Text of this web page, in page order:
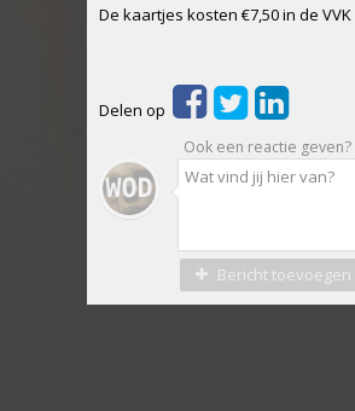
De kaartjes kosten €7,50 in de
Delen op
Ook een reactie geven?
Bericht toevoegen